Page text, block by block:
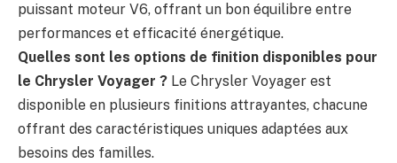
puissant moteur V6, offrant un bon équilibre entre
performances et efficacité énergétique.
Quelles sont les options de finition disponibles pour
le Chrysler Voyager ? Le Chrysler Voyager est
disponible en plusieurs finitions attrayantes, chacune
offrant des caractéristiques uniques adaptées aux
besoins des familles.